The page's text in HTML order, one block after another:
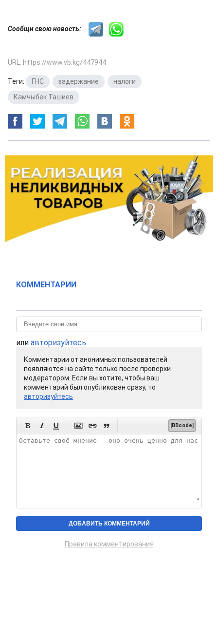
Сообщи свою новость:
URL: https://www.vb.kg/447944
Теги: ГНС задержание налоги
Камчыбек Ташиев
КОММЕНТАРИИ
или авторизуйтесь
Комментарии от анонимных пользователей
появляются на сайте только после проверки
модератором. Если вы хотите, чтобы ваш
комментарий был опубликован сразу, то
авторизуйтесь
      [BBcode]
Правила комментирования